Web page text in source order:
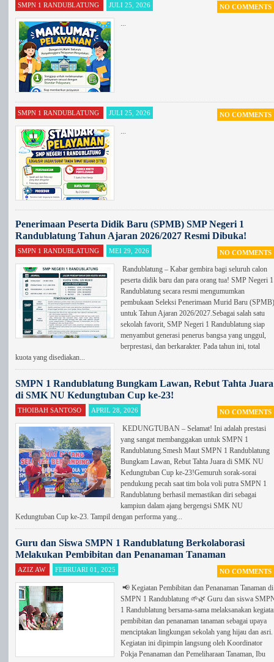
SMPN 1 RANDUBLATUNG JULI 25, 2026 NO COMMENTS
SMPN 1 RANDUBLATUNG JULI 25, 2026 NO COMMENTS
Penerimaan Peserta Didik Baru (SPMB) SMP Negeri 1
Randublatung Tahun Ajaran 2026/2027 Resmi Dibuka!
SMPN 1 RANDUBLATUNG MEI 29, 2026 NO COMMENTS
Randublatung – Kabar gembira bagi seluruh calon
peserta didik baru dan para orang tua! SMP Negeri 1
Randublatung secara resmi mengumumkan
pembukaan Seleksi Penerimaan Murid Baru (SPMB)
untuk Tahun Ajaran 2026/2027.Sebagai salah satu
sekolah favorit, SMP Negeri 1 Randublatung siap
menyambut generasi penerus bangsa yang unggul,
berprestasi, dan berkarakter. Pada tahun ini, total
kuota yang disediakan...
SMPN 1 Randublatung Bungkam Lawan, Rebut Tahta Juara
di SMK NU Kedungtuban Cup ke-23!
THOIBAH SANTOSO APRIL 28, 2026 NO COMMENTS
KEDUNGTUBAN – Selamat! Ini adalah prestasi
yang sangat membanggakan untuk SMPN 1
Randublatung.Smesh Maut SMPN 1 Randublatung
Bungkam Lawan, Rebut Tahta Juara di SMK NU
Kedungtuban Cup ke-23!Gemuruh sorak-sorai
pendukung pecah saat tim bola voli putra SMPN 1
Randublatung berhasil memastikan diri sebagai
kampiun dalam ajang bergengsi SMK NU
Kedungtuban Cup ke-23. Tampil dengan performa yang...
Guru dan Siswa SMPN 1 Randublatung Berkolaborasi
Melakukan Pembibitan dan Penanaman Tanaman
AZIZ AW FEBRUARI 01, 2025 NO COMMENTS
📢 Kegiatan Pembibitan dan Penanaman Tanaman di
SMPN 1 Randublatung 🌱🌿 Guru dan siswa
1 Randublatung bersama-sama melaksanakan
pembibitan dan penanaman tanaman sebagai upaya
menciptakan lingkungan sekolah yang hijau dan asri.
Kegiatan ini dipimpin langsung oleh Koordinator
Pokja Penanaman dan Pemeliharaan Tanaman, Ibu